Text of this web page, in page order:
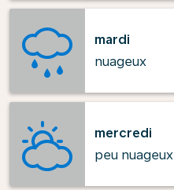
mardi
nuageux
mercredi
peu nuageux